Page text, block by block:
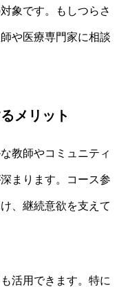
象です。もしつらさ
や医療専門家に相談
メリット
教師やコミュニティ
まります。コース参
、継続意欲を支えて
活用できます。特に